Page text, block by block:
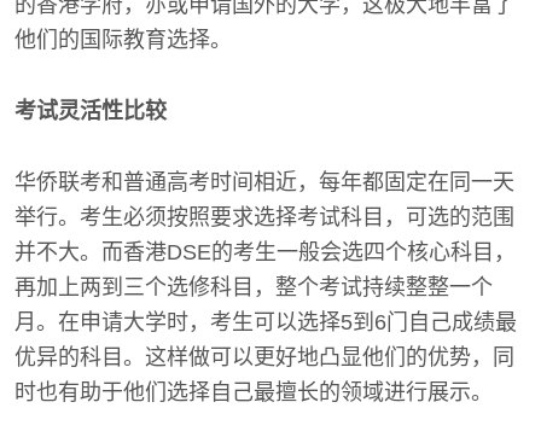
他们的国际教育选择。
考试灵活性比较
华侨联考和普通高考时间相近，每年都固定在同一天
举行。考生必须按照要求选择考试科目，可选的范围
并不大。而香港DSE的考生一般会选四个核心科目，
再加上两到三个选修科目，整个考试持续整整一个
月。在申请大学时，考生可以选择5到6门自己成绩最
优异的科目。这样做可以更好地凸显他们的优势，同
时也有助于他们选择自己最擅长的领域进行展示。